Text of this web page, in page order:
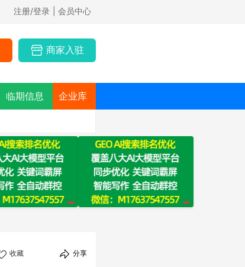
注册/登录 | 会员中心
商家入驻
临期信息 企业库
收藏 分享